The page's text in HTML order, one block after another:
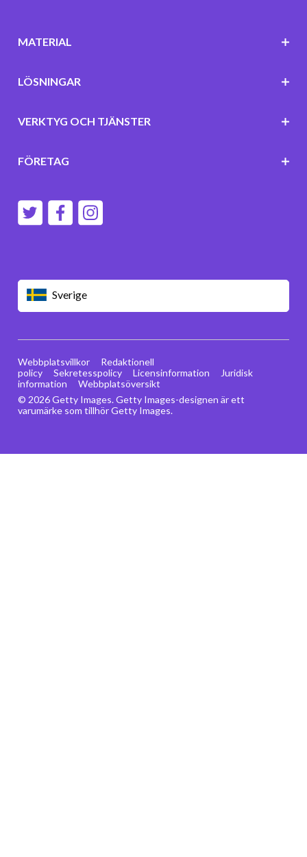
Sverige
MATERIAL
LÖSNINGAR
VERKTYG OCH TJÄNSTER
FÖRETAG
© 2026 Getty Images. Getty Images-designen är ett
varumärke som tillhör Getty Images.
Webbplatsvillkor
Redaktionell
policy
Sekretesspolicy Licensinformation
Juridisk
information
Webbplatsöversikt